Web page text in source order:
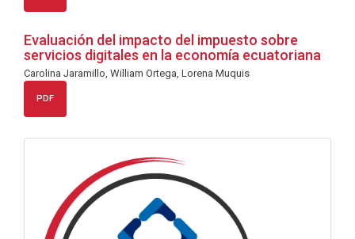
Evaluación del impacto del impuesto sobre
servicios digitales en la economía ecuatoriana
Carolina Jaramillo, William Ortega, Lorena Muquis
PDF